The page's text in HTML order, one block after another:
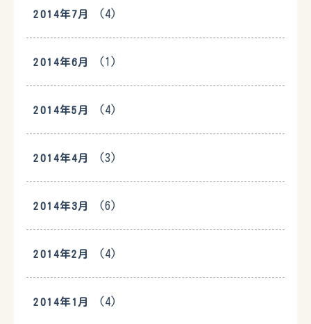
2014年7月 (4)
2014年6月 (1)
2014年5月 (4)
2014年4月 (3)
2014年3月 (6)
2014年2月 (4)
2014年1月 (4)